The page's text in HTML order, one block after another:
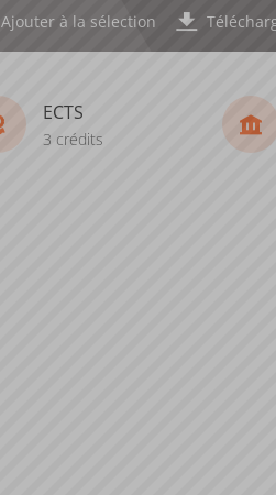
Ajouter à la sélection
ECTS
3 crédits